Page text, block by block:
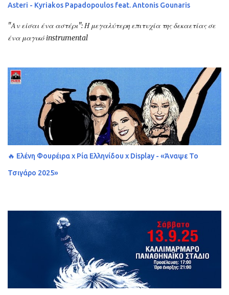
Asteri - Kyriakos Papadopoulos feat. Antonis Gounaris
"Αν είσαι ένα αστέρι": Η μεγαλύτερη επιτυχία της δεκαετίας σε
ένα μαγικό instrumental
🔥 Ελένη Φουρέιρα x Ρία Ελληνίδου x Display - «Άναψε Το
Τσιγάρο 2025»